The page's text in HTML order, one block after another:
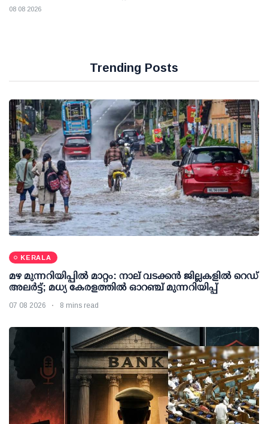
08 08 2026
Trending Posts
KERALA
മഴ മുന്നറിയിപ്പില്‍ മാറ്റം: നാല് വടക്കന്‍ ജില്ലകളില്‍ റെഡ്
അലര്‍ട്ട്; മധ്യ കേരളത്തില്‍ ഓറഞ്ച് മുന്നറിയിപ്പ്
07 08 2026 8 mins read